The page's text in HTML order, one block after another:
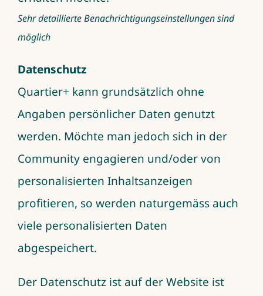
Sehr detaillierte Benachrichtigungseinstellungen sind
möglich
Datenschutz
Quartier+ kann grundsätzlich ohne
Angaben persönlicher Daten genutzt
werden. Möchte man jedoch sich in der
Community engagieren und/oder von
personalisierten Inhaltsanzeigen
profitieren, so werden naturgemäss auch
viele personalisierten Daten
abgespeichert.
Der Datenschutz ist auf der Website ist